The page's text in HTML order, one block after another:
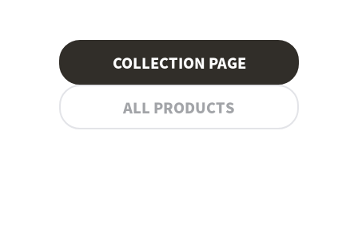
COLLECTION PAGE
ALL PRODUCTS